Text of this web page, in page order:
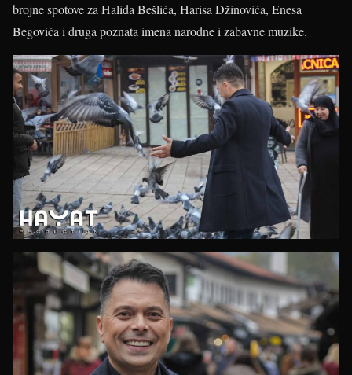
brojne spotove za Halida Bešlića, Harisa Džinovića, Enesa
Begovića i druga poznata imena narodne i zabavne muzike.